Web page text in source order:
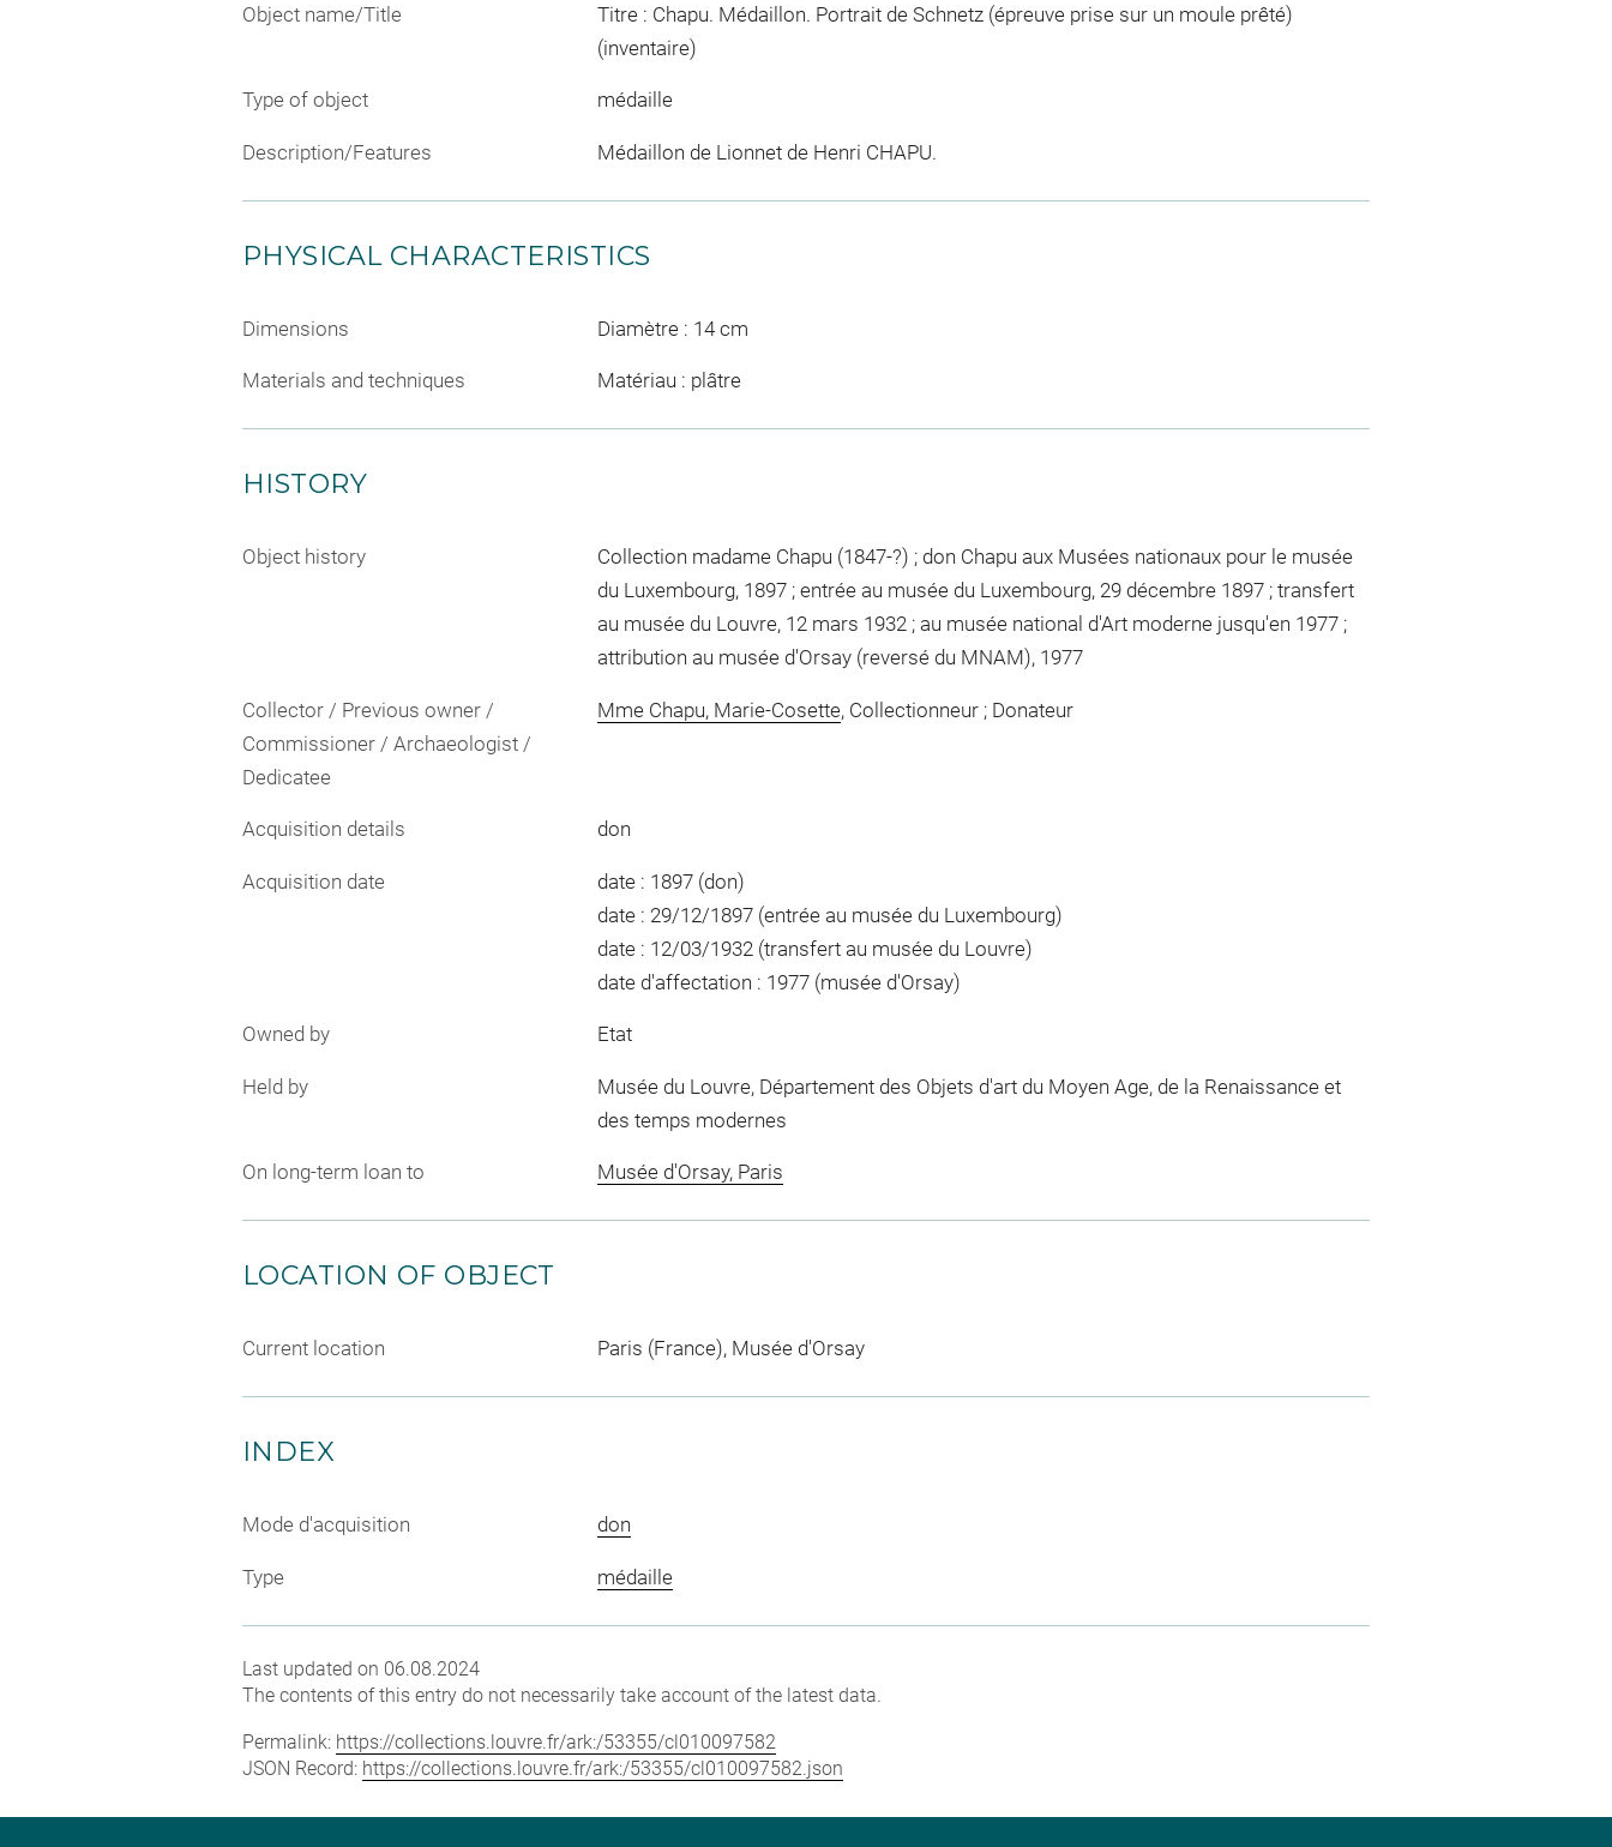
Object name/Title
Titre : Chapu. Médaillon. Portrait de Schnetz (épreuve prise sur un moule prêté)
(inventaire)
Type of object médaille
Description/Features Médaillon de Lionnet de Henri CHAPU.
PHYSICAL CHARACTERISTICS
Dimensions Diamètre : 14 cm
Materials and techniques Matériau : plâtre
HISTORY
Object history
Collection madame Chapu (1847-?) ; don Chapu aux Musées nationaux pour le musée
du Luxembourg, 1897 ; entrée au musée du Luxembourg, 29 décembre 1897 ; transfert
au musée du Louvre, 12 mars 1932 ; au musée national d'Art moderne jusqu'en 1977 ;
attribution au musée d'Orsay (reversé du MNAM), 1977
Collector / Previous owner /
Commissioner / Archaeologist /
Dedicatee
Mme Chapu, Marie-Cosette, Collectionneur ; Donateur
Acquisition details don
Acquisition date
date : 1897 (don)
date : 29/12/1897 (entrée au musée du Luxembourg)
date : 12/03/1932 (transfert au musée du Louvre)
date d'affectation : 1977 (musée d'Orsay)
Owned by Etat
Held by
Musée du Louvre, Département des Objets d'art du Moyen Age, de la Renaissance et
des temps modernes
On long-term loan to Musée d'Orsay, Paris
LOCATION OF OBJECT
Current location Paris (France), Musée d'Orsay
INDEX
Mode d'acquisition don
Type médaille
Last updated on 06.08.2024
The contents of this entry do not necessarily take account of the latest data.
Permalink: https://collections.louvre.fr/ark:/53355/cl010097582
JSON Record: https://collections.louvre.fr/ark:/53355/cl010097582.json